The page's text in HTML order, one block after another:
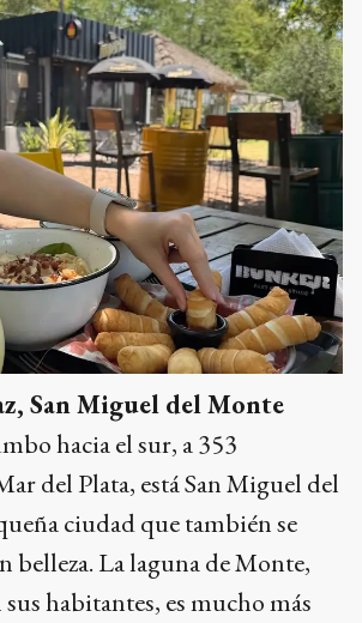
San Miguel del Monte
hacia el sur, a 353
del Plata, está San Miguel del
ciudad que también se
belleza. La laguna de Monte,
habitantes, es mucho más